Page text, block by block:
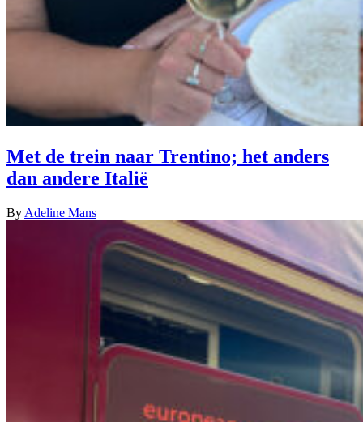
Met de trein naar Trentino; het anders
dan andere Italië
By Adeline Mans